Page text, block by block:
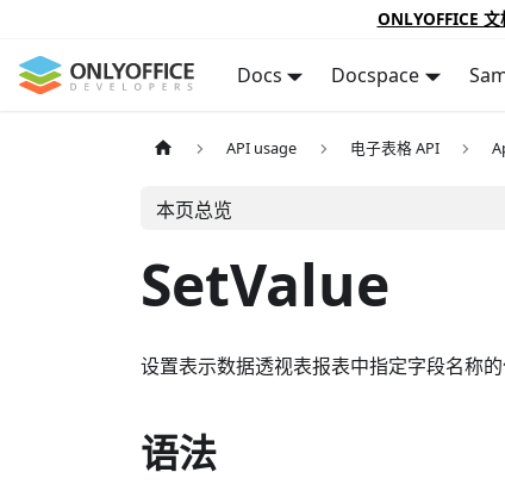
ONLYOFFICE
Docs Docspace
API usage 电子表格 API
本页总览
SetValue
设置表示数据透视表报表中指定字段名称的
语法